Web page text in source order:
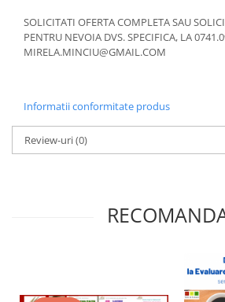
SOLICITATI OFERTA COMPLETA SAU
PENTRU NEVOIA DVS. SPECIFICA, LA
MIRELA.MINCIU@GMAIL.COM
Informatii conformitate produs
Review-uri(0)